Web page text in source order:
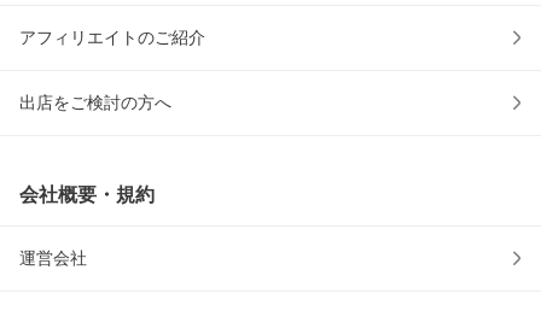
アフィリエイトのご紹介
出店をご検討の方へ
会社概要・規約
運営会社